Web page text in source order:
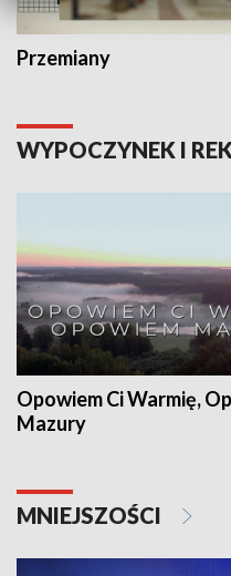
Przemiany
WYPOCZYNEK I
Opowiem Ci Warmię,
Mazury
MNIEJSZOŚCI